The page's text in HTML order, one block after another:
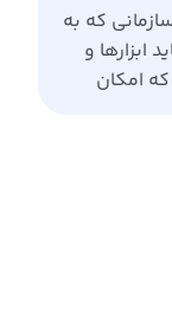
که به
و
امکان